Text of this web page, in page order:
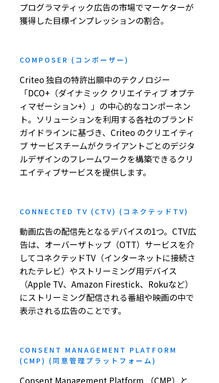
プログラマティック広告の市場でマーケターが
獲得した目標インプレッションの割合。
COMPOSER (コンポーザー)
Criteo 独自の特許出願中のテクノロジー
「DCO+（ダイナミック クリエイティブ オプテ
ィマゼーション+）」の中心的なコンポーネン
ト。ソリューションを利用する各社のブランド
ガイドラインに基づき、Criteo のクリエイティ
ブ サービスチームがクライアントごとのデジタ
ルデザインのフレームワークを構築できるクリ
エイティブサービスを提供します。
CONNECTED TV (CTV) (コネクテッドTV)
動画広告の配信先となるデバイスの1つ。CTV広
告は、オーバーザトップ（OTT）サービスを介
してコネクテッドTV（インターネットに接続さ
れたテレビ）やストリーミング用デバイス
（Apple TV、Amazon Firestick、Rokuなど）
にストリーミング配信される番組や映画の中で
表示される広告のことです。
CONSENT MANAGEMENT PLATFORM
(CMP) (同意管理プラットフォーム)
Consent Management Platform （CMP）と